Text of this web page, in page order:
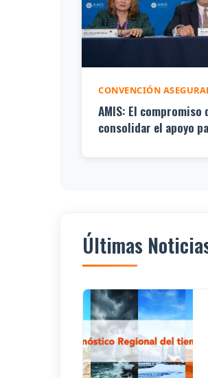
CONVENCIÓN
AMIS: El compromiso
consolidar el apoyo
Últimas